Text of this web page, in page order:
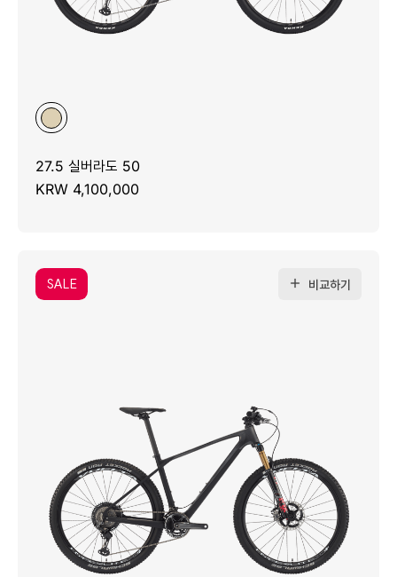
27.5 실버라도 50
KRW 4,100,000
SALE 비교하기